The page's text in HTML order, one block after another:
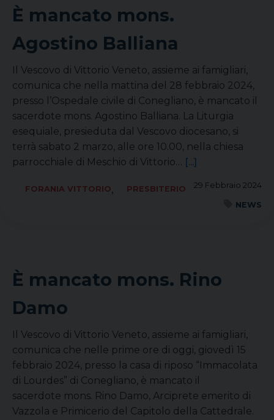
È mancato mons.
Agostino Balliana
Il Vescovo di Vittorio Veneto, assieme ai famigliari,
comunica che nella mattina del 28 febbraio 2024,
presso l’Ospedale civile di Conegliano, è mancato il
sacerdote mons. Agostino Balliana. La Liturgia
esequiale, presieduta dal Vescovo diocesano, si
terrà sabato 2 marzo, alle ore 10.00, nella chiesa
parrocchiale di Meschio di Vittorio… [...]
29 Febbraio 2024
FORANIA VITTORIO,
PRESBITERIO
NEWS
È mancato mons. Rino
Damo
Il Vescovo di Vittorio Veneto, assieme ai famigliari,
comunica che nelle prime ore di oggi, giovedì 15
febbraio 2024, presso la casa di riposo “Immacolata
di Lourdes” di Conegliano, è mancato il
sacerdote mons. Rino Damo, Arciprete emerito di
Vazzola e Primicerio del Capitolo della Cattedrale.